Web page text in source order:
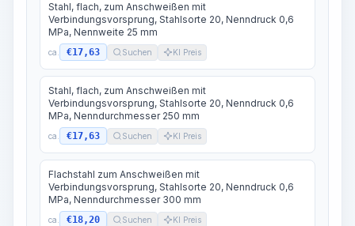
Stahl, flach, zum Anschweißen mit
Verbindungsvorsprung, Stahlsorte 20, Nenndruck 0,6
MPa, Nennweite 25 mm
ca. €17,63 Suchen KI Preis
Stahl, flach, zum Anschweißen mit
Verbindungsvorsprung, Stahlsorte 20, Nenndruck 0,6
MPa, Nenndurchmesser 250 mm
ca. €17,63 Suchen KI Preis
Flachstahl zum Anschweißen mit
Verbindungsvorsprung, Stahlsorte 20, Nenndruck 0,6
MPa, Nenndurchmesser 300 mm
ca. €18,20 Suchen KI Preis